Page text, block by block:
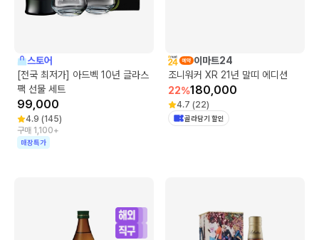
스토어
[전국 최저가] 아드벡 10년 글라스
팩 선물 세트
99,000
4.9 (145)
구매 1,100+
매장특가
이마트24
조니워커 XR 21년 말띠 에디션
22%180,000
4.7 (22)
골라담기 할인